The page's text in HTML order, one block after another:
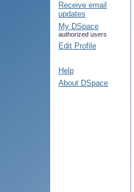
Receive email
updates
My DSpace
authorized users
Edit Profile
Help
About DSpace